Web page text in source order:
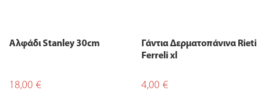
Αλφάδι Stanley 30cm
18,00 €
Γάντια Δερματοπάνινα Rieti
Ferreli xl
4,00 €